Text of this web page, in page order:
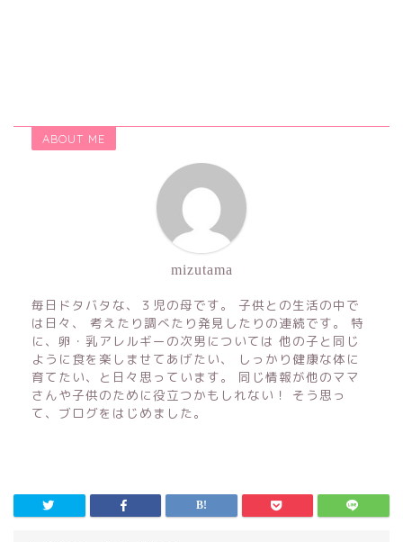
ABOUT ME
mizutama
毎日ドタバタな、３児の母です。 子供との生活の中で
は日々、 考えたり調べたり発見したりの連続です。 特
に、卵・乳アレルギーの次男については 他の子と同じ
ように食を楽しませてあげたい、 しっかり健康な体に
育てたい、と日々思っています。 同じ情報が他のママ
さんや子供のために役立つかもしれない！ そう思っ
て、ブログをはじめました。